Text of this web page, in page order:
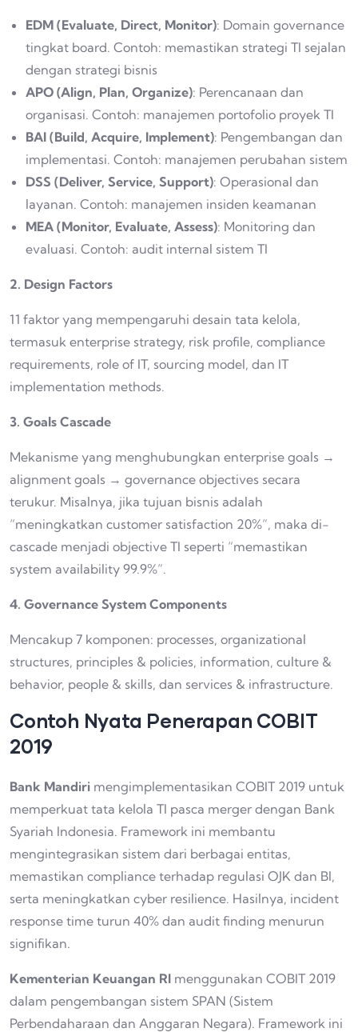
EDM (Evaluate, Direct, Monitor): Domain governance
tingkat board. Contoh: memastikan strategi TI sejalan
dengan strategi bisnis
APO (Align, Plan, Organize): Perencanaan dan
organisasi. Contoh: manajemen portofolio proyek TI
BAI (Build, Acquire, Implement): Pengembangan dan
implementasi. Contoh: manajemen perubahan sistem
DSS (Deliver, Service, Support): Operasional dan
layanan. Contoh: manajemen insiden keamanan
MEA (Monitor, Evaluate, Assess): Monitoring dan
evaluasi. Contoh: audit internal sistem TI
2. Design Factors
11 faktor yang mempengaruhi desain tata kelola,
termasuk enterprise strategy, risk profile, compliance
requirements, role of IT, sourcing model, dan IT
implementation methods.
3. Goals Cascade
Mekanisme yang menghubungkan enterprise goals →
alignment goals → governance objectives secara
terukur. Misalnya, jika tujuan bisnis adalah
“meningkatkan customer satisfaction 20%”, maka di-
cascade menjadi objective TI seperti “memastikan
system availability 99.9%”.
4. Governance System Components
Mencakup 7 komponen: processes, organizational
structures, principles & policies, information, culture &
behavior, people & skills, dan services & infrastructure.
Contoh Nyata Penerapan COBIT
2019
Bank Mandiri mengimplementasikan COBIT 2019 untuk
memperkuat tata kelola TI pasca merger dengan Bank
Syariah Indonesia. Framework ini membantu
mengintegrasikan sistem dari berbagai entitas,
memastikan compliance terhadap regulasi OJK dan BI,
serta meningkatkan cyber resilience. Hasilnya, incident
response time turun 40% dan audit finding menurun
signifikan.
Kementerian Keuangan RI menggunakan COBIT 2019
dalam pengembangan sistem SPAN (Sistem
Perbendaharaan dan Anggaran Negara). Framework ini